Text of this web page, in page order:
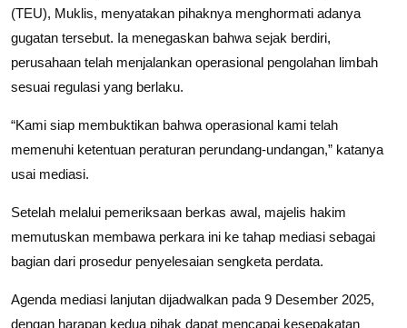
(TEU), Muklis, menyatakan pihaknya menghormati adanya
gugatan tersebut. Ia menegaskan bahwa sejak berdiri,
perusahaan telah menjalankan operasional pengolahan limbah
sesuai regulasi yang berlaku.
“Kami siap membuktikan bahwa operasional kami telah
memenuhi ketentuan peraturan perundang-undangan,” katanya
usai mediasi.
Setelah melalui pemeriksaan berkas awal, majelis hakim
memutuskan membawa perkara ini ke tahap mediasi sebagai
bagian dari prosedur penyelesaian sengketa perdata.
Agenda mediasi lanjutan dijadwalkan pada 9 Desember 2025,
dengan harapan kedua pihak dapat mencapai kesepakatan